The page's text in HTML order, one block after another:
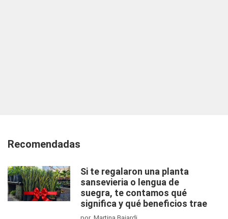
Recomendadas
Si te regalaron una planta
sansevieria o lengua de
suegra, te contamos qué
significa y qué beneficios trae